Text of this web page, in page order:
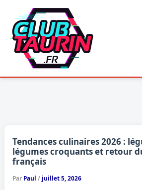
contenu
Tendances culinaires 2026 :
légumes croquants et retour
français
Par Paul / juillet 5, 2026